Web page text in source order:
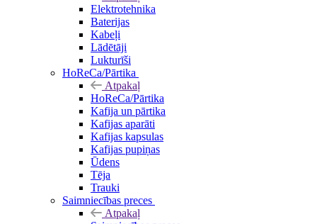
Elektrotehnika
Baterijas
Kabeļi
Lādētāji
Lukturīši
HoReCa/Pārtika
Atpakaļ
HoReCa/Pārtika
Kafija un pārtika
Kafijas aparāti
Kafijas kapsulas
Kafijas pupiņas
Ūdens
Tēja
Trauki
Saimniecības preces
Atpakaļ